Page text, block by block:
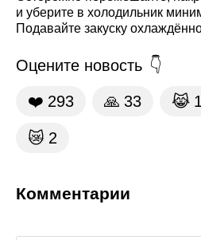
и уберите в холодильник
Подавайте закуску
Оцените новость
❤️ 293 🙏 33 😹
😿 2
Комментарии